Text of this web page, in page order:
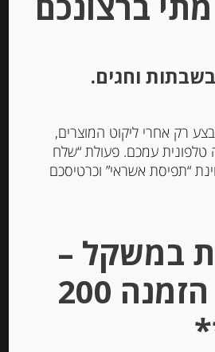
“מאדאם לואיק”
בסגנון טבעי עם מלח אטלנטי 24%
-
יחידות
וחגים.
רק אחרי ליקוט המוצרים,
טלפונית עמכם. פעולת “שלח
“תפיסת אשראי” וכרטיסכם
במשקל –
מינימום הזמנה 200